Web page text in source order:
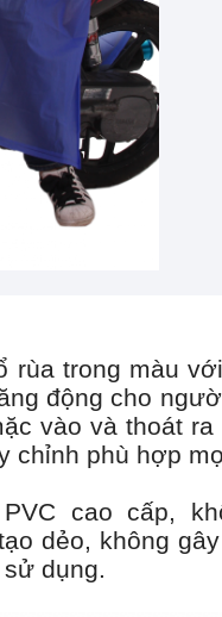
rùa trong màu
động cho
vào và thoát
chỉnh phù hợp
cao cấp,
dẻo, không
dụng.